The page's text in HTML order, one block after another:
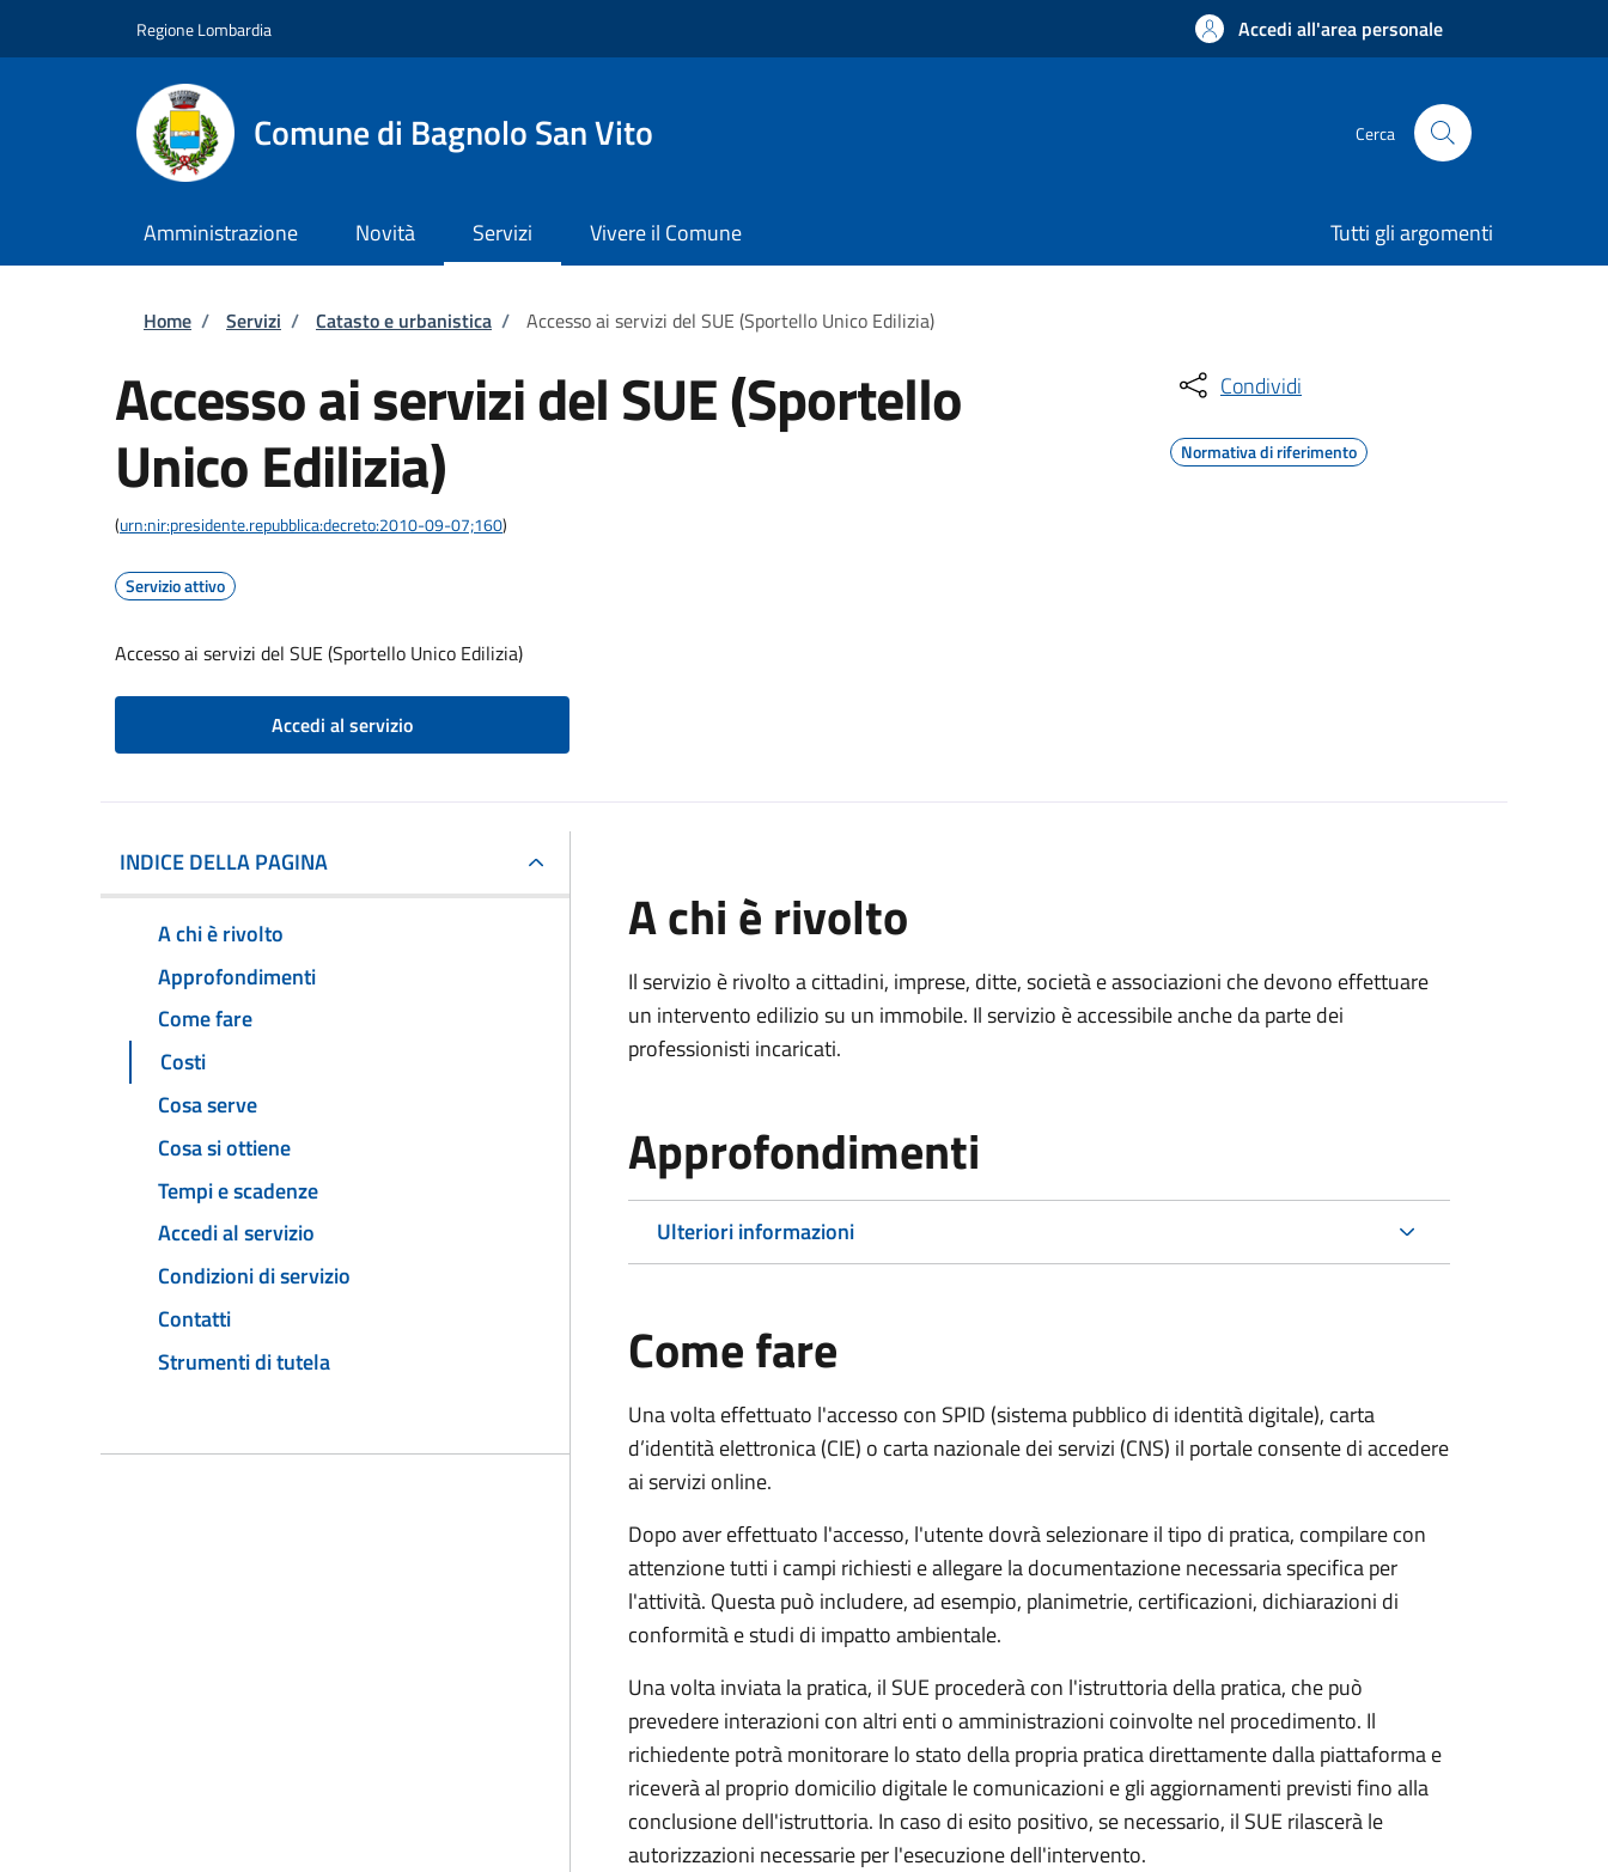
Regione Lombardia Accedi all'area personale
Comune di Bagnolo San Vito Cerca
Amministrazione Novità Servizi Vivere il Comune Tutti gli argomenti
Briciole di pane
Home / Servizi / Catasto e urbanistica / Accesso ai servizi del SUE (Sportello Unico Edilizia)
Accesso ai servizi del SUE (Sportello
Unico Edilizia)
(urn:nir:presidente.repubblica:decreto:2010-09-07;160)
Servizio attivo
Accesso ai servizi del SUE (Sportello Unico Edilizia)
Accedi al servizio
Condividi
Normativa di riferimento
INDICE DELLA PAGINA
A chi è rivolto
Approfondimenti
Come fare
Costi
Cosa serve
Cosa si ottiene
Tempi e scadenze
Accedi al servizio
Condizioni di servizio
Contatti
Strumenti di tutela
A chi è rivolto
Il servizio è rivolto a cittadini, imprese, ditte, società e associazioni che devono effettuare
un intervento edilizio su un immobile. Il servizio è accessibile anche da parte dei
professionisti incaricati.
Approfondimenti
Ulteriori informazioni
Come fare
Una volta effettuato l'accesso con SPID (sistema pubblico di identità digitale), carta
d’identità elettronica (CIE) o carta nazionale dei servizi (CNS) il portale consente di accedere
ai servizi online.
Dopo aver effettuato l'accesso, l'utente dovrà selezionare il tipo di pratica, compilare con
attenzione tutti i campi richiesti e allegare la documentazione necessaria specifica per
l'attività. Questa può includere, ad esempio, planimetrie, certificazioni, dichiarazioni di
conformità e studi di impatto ambientale.
Una volta inviata la pratica, il SUE procederà con l'istruttoria della pratica, che può
prevedere interazioni con altri enti o amministrazioni coinvolte nel procedimento. Il
richiedente potrà monitorare lo stato della propria pratica direttamente dalla piattaforma e
riceverà al proprio domicilio digitale le comunicazioni e gli aggiornamenti previsti fino alla
conclusione dell'istruttoria. In caso di esito positivo, se necessario, il SUE rilascerà le
autorizzazioni necessarie per l'esecuzione dell'intervento.